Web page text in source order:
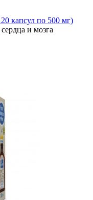
капсул по 500 мг)
и мозга